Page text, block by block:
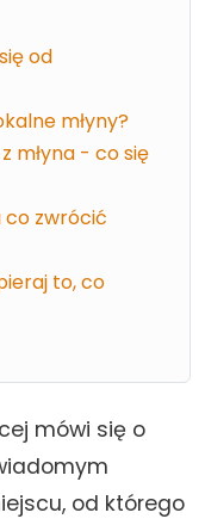
od
młyny?
młyna - co się
co zwrócić
to, co
mówi się o
od którego